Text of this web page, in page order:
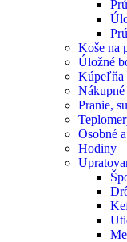
Koše na
Úložné
Kúpeľňa
Pranie,
Osobné
Hodiny